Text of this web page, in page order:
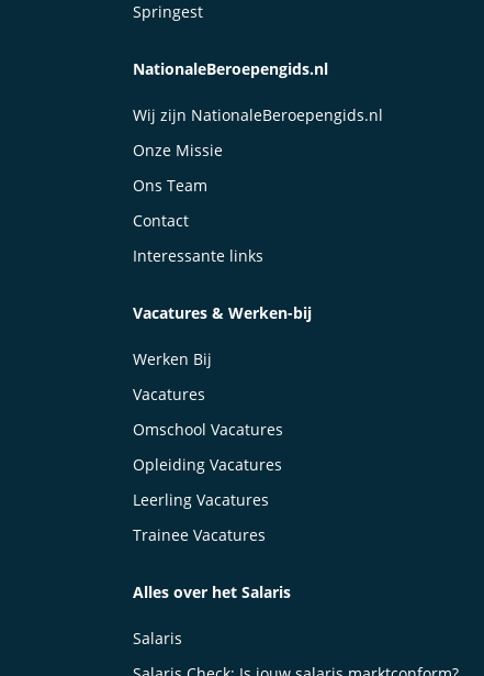
Springest
NationaleBeroepengids.nl
Wij zijn NationaleBeroepengids.nl
Onze Missie
Ons Team
Contact
Interessante links
Vacatures & Werken-bij
Werken Bij
Vacatures
Omschool Vacatures
Opleiding Vacatures
Leerling Vacatures
Trainee Vacatures
Alles over het Salaris
Salaris